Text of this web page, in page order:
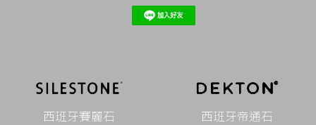
西班牙賽麗石 西班牙帝通石